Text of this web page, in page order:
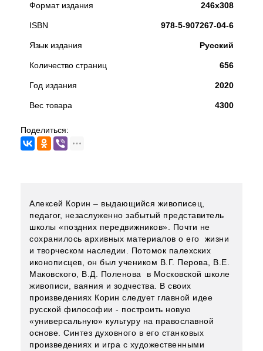
Формат издания 246х308
ISBN 978-5-907267-04-6
Язык издания Русский
Количество страниц 656
Год издания 2020
Вес товара 4300
Поделиться:
Алексей Корин – выдающийся живописец,
педагог, незаслуженно забытый представитель
школы «поздних передвижников». Почти не
сохранилось архивных материалов о его жизни
и творческом наследии. Потомок палехских
иконописцев, он был учеником В.Г. Перова, В.Е.
Маковского, В.Д. Поленова в Московской школе
живописи, ваяния и зодчества. В своих
произведениях Корин следует главной идее
русской философии - построить новую
«универсальную» культуру на православной
основе. Синтез духовного в его станковых
произведениях и игра с художественными